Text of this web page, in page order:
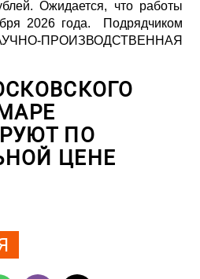
Ожидается, что работы
2026 года. Подрядчиком
ПРОИЗВОДСТВЕННАЯ
ПО
ЦЕНЕ